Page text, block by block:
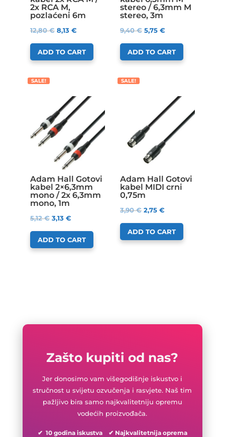
2x RCA M,
pozlaćeni 6m
12,80€ 8,13 €
ADD TO CART
stereo / 6,3mm M
stereo, 3m
9,40€ 5,75 €
ADD TO CART
SALE!
Adam Hall Gotovi
kabel 2×6,3mm
mono / 2x 6,3mm
mono, 1m
5,12€ 3,13 €
ADD TO CART
SALE!
Adam Hall Gotovi
kabel MIDI crni
0,75m
3,90€ 2,75 €
ADD TO CART
Zašto kupiti od nas?
Jer donosimo vam višegodišnje iskustvo i
stručnost u svijetu ozvučenja i rasvjete. Naš tim
pažljivo bira samo najkvalitetniju opremu
vodećih proizvođača.
✔ 10 godina iskustva ✔ Najkvalitetnija oprema